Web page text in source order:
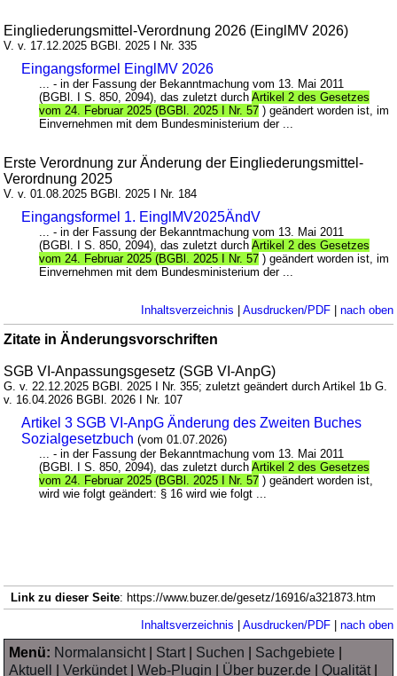
Eingliederungsmittel-Verordnung 2026 (EinglMV 2026)
V. v. 17.12.2025 BGBl. 2025 I Nr. 335
Eingangsformel EinglMV 2026
... - in der Fassung der Bekanntmachung vom 13. Mai 2011
(BGBl. I S. 850, 2094), das zuletzt durchArtikel 2 des Gesetzes
vom 24. Februar 2025 (BGBl. 2025 I Nr. 57 ) geändert worden ist, im
Einvernehmen mit dem Bundesministerium der ...
Erste Verordnung zur Änderung der Eingliederungsmittel-
Verordnung 2025
V. v. 01.08.2025 BGBl. 2025 I Nr. 184
Eingangsformel 1. EinglMV2025ÄndV
... - in der Fassung der Bekanntmachung vom 13. Mai 2011
(BGBl. I S. 850, 2094), das zuletzt durchArtikel 2 des Gesetzes
vom 24. Februar 2025 (BGBl. 2025 I Nr. 57 ) geändert worden ist, im
Einvernehmen mit dem Bundesministerium der ...
Inhaltsverzeichnis Ausdrucken/PDF| nach oben
Zitate in Änderungsvorschriften
SGB VI-Anpassungsgesetz (SGB VI-AnpG)
G. v. 22.12.2025 BGBl. 2025 I Nr. 355; zuletzt geändert durch Artikel 1b G.
v. 16.04.2026 BGBl. 2026 I Nr. 107
Artikel 3 SGB VI-AnpG Änderung des Zweiten Buches
Sozialgesetzbuch (vom 01.07.2026)
... - in der Fassung der Bekanntmachung vom 13. Mai 2011
(BGBl. I S. 850, 2094), das zuletzt durchArtikel 2 des Gesetzes
vom 24. Februar 2025 (BGBl. 2025 I Nr. 57 ) geändert worden ist,
wird wie folgt geändert: § 16 wird wie folgt ...
Link zu dieser Seite: https://www.buzer.de/gesetz/16916/a321873.htm
Inhaltsverzeichnis Ausdrucken/PDF| nach oben
Menü: Normalansicht| Start| Suchen Sachgebiete
Aktuell
|Verkündet|Web-Plugin Über buzer.de |Qualität|